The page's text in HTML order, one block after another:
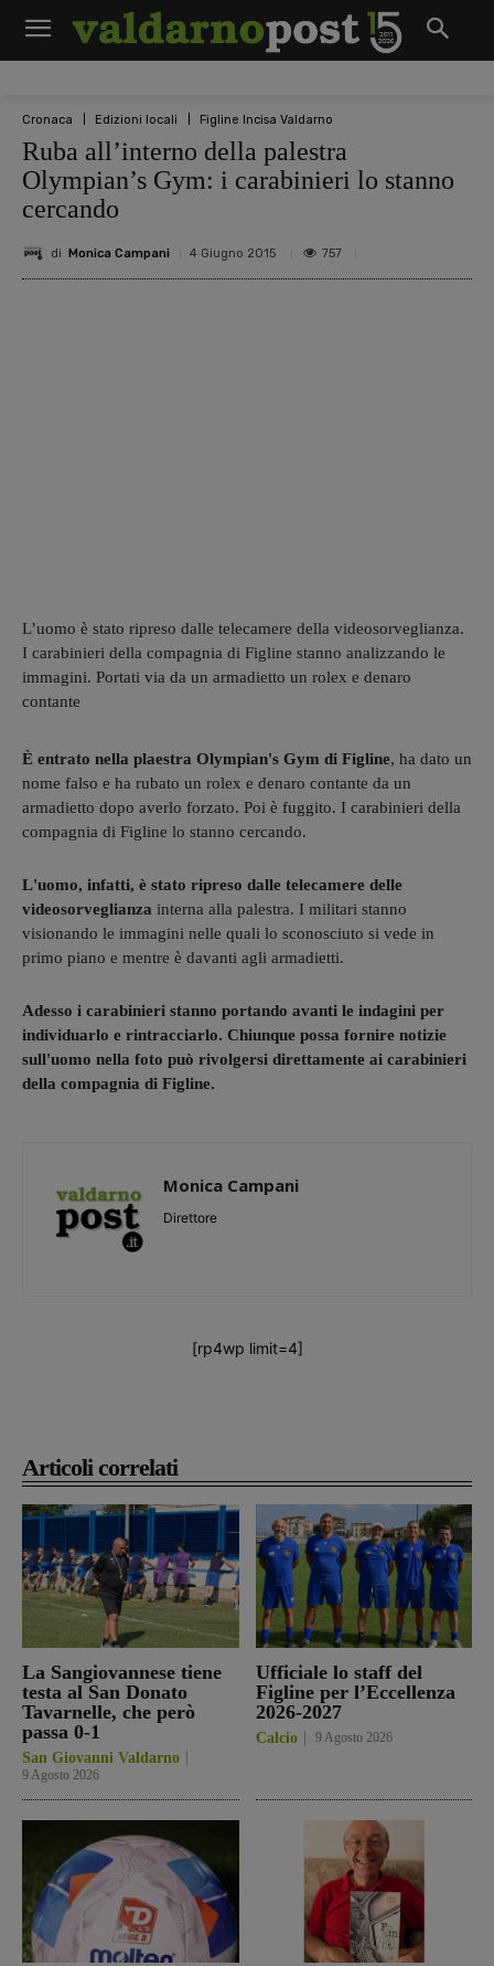
Cronaca Edizioni locali Figline Incisa Valdarno
Ruba all’interno della palestra
Olympian’s Gym: i carabinieri lo stanno
cercando
di Monica Campani 4 Giugno 2015 757
Articoli correlati
La Sangiovannese tiene
testa al San Donato
Tavarnelle, che però
passa 0-1
San Giovanni Valdarno
9 Agosto 2026
Ufficiale lo staff del
Figline per l’Eccellenza
2026-2027
Calcio 9 Agosto 2026
L’uomo è stato ripreso dalle telecamere della videosorveglianza.
I carabinieri della compagnia di Figline stanno analizzando le
immagini. Portati via da un armadietto un rolex e denaro
contante
È entrato nella plaestra Olympian's Gym di Figline, ha dato un
nome falso e ha rubato un rolex e denaro contante da un
armadietto dopo averlo forzato. Poi è fuggito. I carabinieri della
compagnia di Figline lo stanno cercando.
L'uomo, infatti, è stato ripreso dalle telecamere delle
videosorveglianza interna alla palestra. I militari stanno
visionando le immagini nelle quali lo sconosciuto si vede in
primo piano e mentre è davanti agli armadietti.
Adesso i carabinieri stanno portando avanti le indagini per
individuarlo e rintracciarlo. Chiunque possa fornire notizie
sull'uomo nella foto può rivolgersi direttamente ai carabinieri
della compagnia di Figline.
Monica Campani
Direttore
[rp4wp limit=4]